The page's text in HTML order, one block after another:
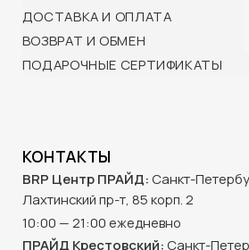
Создание сайта -